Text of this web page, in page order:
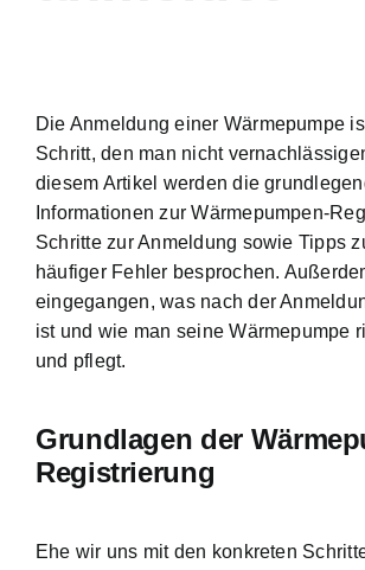
Die Anmeldung einer Wärmepumpe
Schritt, den man nicht
diesem Artikel werden die
Informationen zur Wärmepumpen-
Schritte zur Anmeldung sowie Tipps
häufiger Fehler besprochen.
eingegangen, was nach der
ist und wie man seine Wärmepumpe
und pflegt.
Grundlagen der
Registrierung
Ehe wir uns mit den konkreten